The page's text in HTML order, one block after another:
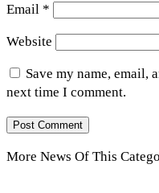
Email *
Website
Save my name, email,
next time I comment.
More News Of This